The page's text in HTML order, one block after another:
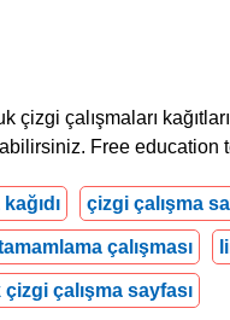
çizgi çalışmaları
Free
çizgi çalışma
çalışması
çalışma sayfası